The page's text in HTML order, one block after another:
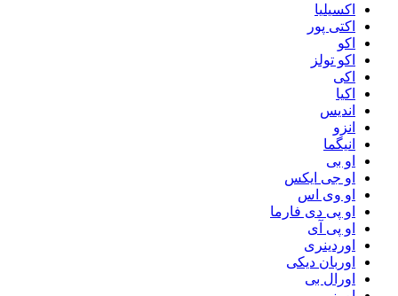
اکسیلیا
اکتی پور
اکو
اکو تولز
اکی
اکیا
اندیس
انزو
انیگما
او بی
او جی ایکس
او وی اس
او پی دی فارما
او پی آی
اوردینری
اوربان دیکی
اورال بی